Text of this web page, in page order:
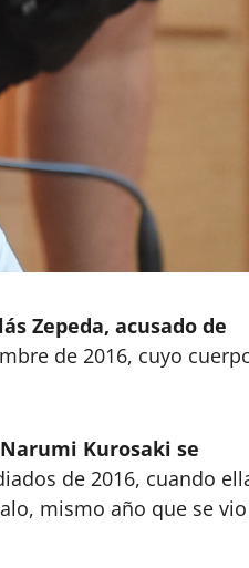
Zepeda, acusado de
de 2016, cuyo
Kurosaki se
de 2016, cuando
mismo año que se vio